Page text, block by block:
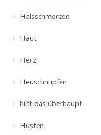
Halsschmerzen
Haut
Herz
Heuschnupfen
hilft das überhaupt
Husten